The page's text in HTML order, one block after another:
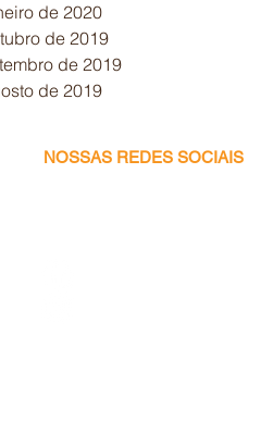
de 2020
de 2019
de 2019
de 2019
NOSSAS REDES SOCIAIS